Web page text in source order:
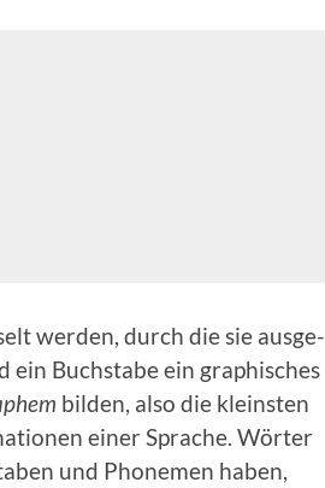
wer­den, durch die sie aus­ge­
Buch­sta­be ein gra­phi­sches
bil­den, also die kleins­ten
einer Spra­che. Wör­ter
und Pho­ne­men haben,